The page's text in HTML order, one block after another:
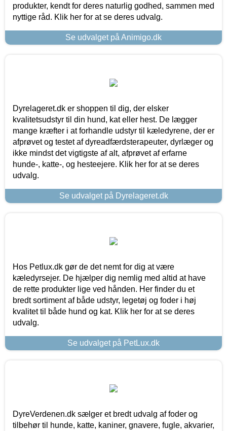
produkter, kendt for deres naturlig godhed, sammen med
nyttige råd. Klik her for at se deres udvalg.
Se udvalget på Animigo.dk
Dyrelageret.dk er shoppen til dig, der elsker
kvalitetsudstyr til din hund, kat eller hest. De lægger
mange kræfter i at forhandle udstyr til kæledyrene, der er
afprøvet og testet af dyreadfærdsterapeuter, dyrlæger og
ikke mindst det vigtigste af alt, afprøvet af erfarne
hunde-, katte-, og hesteejere. Klik her for at se deres
udvalg.
Se udvalget på Dyrelageret.dk
Hos Petlux.dk gør de det nemt for dig at være
kæledyrsejer. De hjælper dig nemlig med altid at have
de rette produkter lige ved hånden. Her finder du et
bredt sortiment af både udstyr, legetøj og foder i høj
kvalitet til både hund og kat. Klik her for at se deres
udvalg.
Se udvalget på PetLux.dk
DyreVerdenen.dk sælger et bredt udvalg af foder og
tilbehør til hunde, katte, kaniner, gnavere, fugle, akvarier,